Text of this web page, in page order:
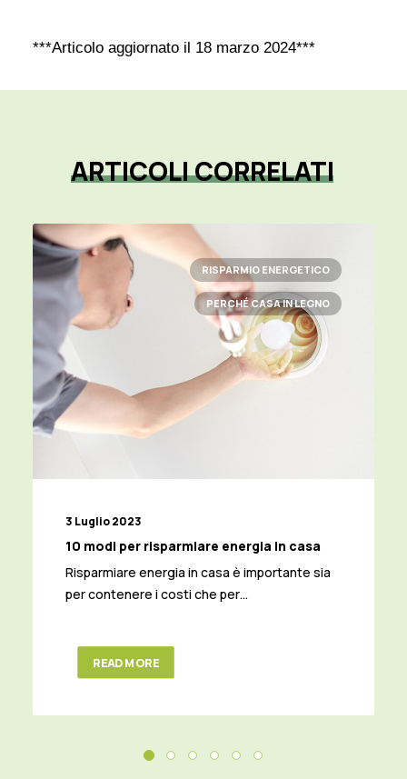
***Articolo aggiornato il 18 marzo 2024***
ARTICOLICORRELATI
RISPARMIO ENERGETICO
PERCHÉ CASA IN LEGNO
3 Luglio 2023
10 modi per risparmiare energia in casa
Risparmiare energia in casa è importante sia
per contenere i costi che per…
READ MORE